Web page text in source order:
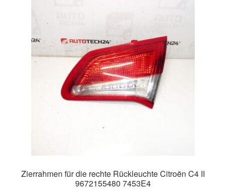
Mein Konto
Zierrahmen für die rechte Rückleuchte Citroën C4 II
9672155480 7453E4